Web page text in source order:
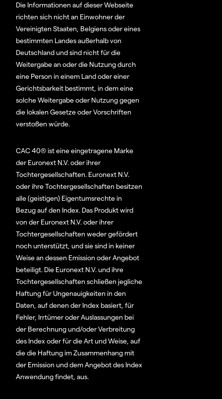
Die Informationen auf dieser Webseite
richten sich nicht an Einwohner der
Vereinigten Staaten, Belgiens oder eines
bestimmten Landes außerhalb von
Deutschland und sind nicht für die
Weitergabe an oder die Nutzung durch
eine Person in einem Land oder einer
Gerichtsbarkeit bestimmt, in dem eine
solche Weitergabe oder Nutzung gegen
die lokalen Gesetze oder Vorschriften
verstoßen würde.
CAC 40® ist eine eingetragene Marke
der Euronext N.V. oder ihrer
Tochtergesellschaften. Euronext N.V.
oder ihre Tochtergesellschaften besitzen
alle (geistigen) Eigentumsrechte in
Bezug auf den Index. Das Produkt wird
von der Euronext N.V. oder ihrer
Tochtergesellschaften weder gefördert
noch unterstützt, und sie sind in keiner
Weise an dessen Emission oder Angebot
beteiligt. Die Euronext N.V. und ihre
Tochtergesellschaften schließen jegliche
Haftung für Ungenauigkeiten in den
Daten, auf denen der Index basiert, für
Fehler, Irrtümer oder Auslassungen bei
der Berechnung und/oder Verbreitung
des Index oder für die Art und Weise, auf
die die Haftung im Zusammenhang mit
der Emission und dem Angebot des Index
Anwendung findet, aus.